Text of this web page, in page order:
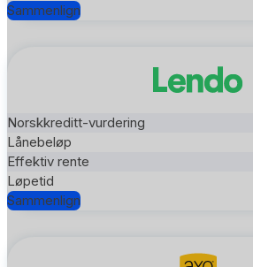
Sammenlign
Sammenlign